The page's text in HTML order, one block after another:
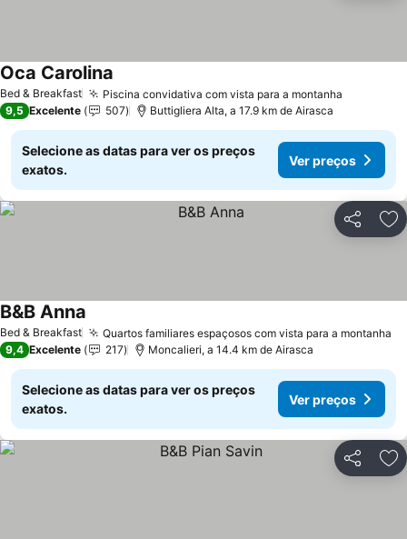
Bed & Breakfast Piscina convidativa com vista para a montanha
Oca Carolina
9,5 Excelente 507 Buttigliera Alta, a 17.9 km de Airasca
Selecione as datas para ver os preços
exatos.
Ver preços
Partilhar
Bed & Breakfast Quartos familiares espaçosos com vista para a montanha
B&B Anna
9,4 Excelente 217 Moncalieri, a 14.4 km de Airasca
Selecione as datas para ver os preços
exatos.
Ver preços
Partilhar